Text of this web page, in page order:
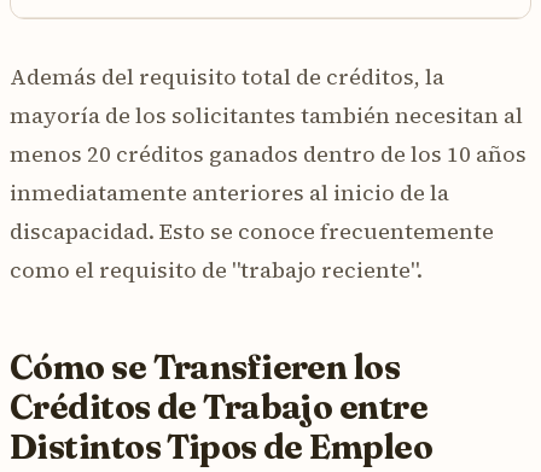
Además del requisito total de créditos, la
mayoría de los solicitantes también necesitan al
menos 20 créditos ganados dentro de los 10 años
inmediatamente anteriores al inicio de la
discapacidad. Esto se conoce frecuentemente
como el requisito de "trabajo reciente".
Cómo se Transfieren los
Créditos de Trabajo entre
Distintos Tipos de Empleo